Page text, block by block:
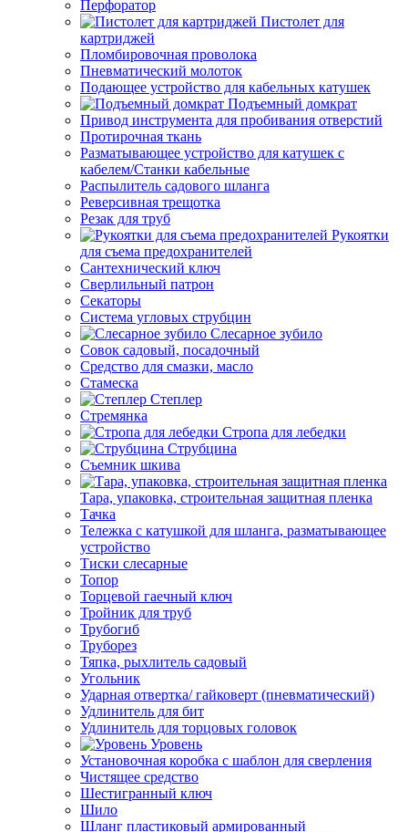
Перфоратор
Пистолет для
картриджей
Пломбировочная проволока
Пневматический молоток
Подающее устройство для кабельных катушек
Подъемный домкрат
Привод инструмента для пробивания отверстий
Протирочная ткань
Разматывающее устройство для катушек с
кабелем/Станки кабельные
Распылитель садового шланга
Реверсивная трещотка
Резак для труб
Рукоятки
для съема предохранителей
Сантехнический ключ
Сверлильный патрон
Секаторы
Система угловых струбцин
Слесарное зубило
Совок садовый, посадочный
Средство для смазки, масло
Стамеска
Степлер
Стремянка
Стропа для лебедки
Струбцина
Съемник шкива
Тара, упаковка, строительная защитная пленка
Тачка
Тележка с катушкой для шланга, разматывающее
устройство
Тиски слесарные
Топор
Торцевой гаечный ключ
Тройник для труб
Трубогиб
Труборез
Тяпка, рыхлитель садовый
Угольник
Ударная отвертка/ гайковерт (пневматический)
Удлинитель для бит
Удлинитель для торцовых головок
Уровень
Установочная коробка с шаблон для сверления
Чистящее средство
Шестигранный ключ
Шило
Шланг пластиковый армированный